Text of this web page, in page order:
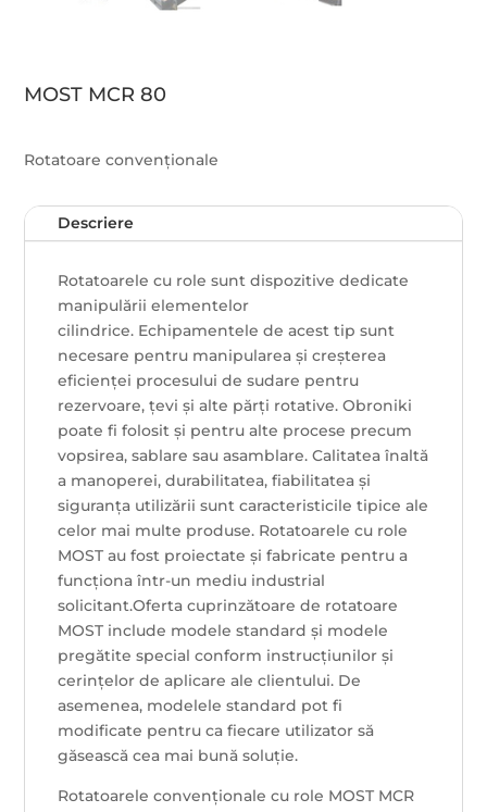
MOST MCR 80
Rotatoare convenționale
Descriere
Rotatoarele cu role sunt dispozitive dedicate
manipulării elementelor
cilindrice. Echipamentele de acest tip sunt
necesare pentru manipularea și creșterea
eficienței procesului de sudare pentru
rezervoare, țevi și alte părți rotative. Obroniki
poate fi folosit și pentru alte procese precum
vopsirea, sablare sau asamblare. Calitatea înaltă
a manoperei, durabilitatea, fiabilitatea și
siguranța utilizării sunt caracteristicile tipice ale
celor mai multe produse. Rotatoarele cu role
MOST au fost proiectate și fabricate pentru a
funcționa într-un mediu industrial
solicitant.Oferta cuprinzătoare de rotatoare
MOST include modele standard și modele
pregătite special conform instrucțiunilor și
cerințelor de aplicare ale clientului. De
asemenea, modelele standard pot fi
modificate pentru ca fiecare utilizator să
găsească cea mai bună soluție.
Rotatoarele convenționale cu role MOST MCR